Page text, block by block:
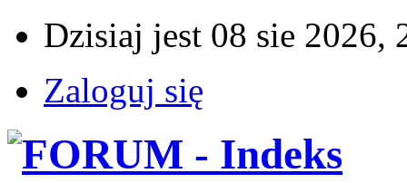
Dzisiaj jest 08 sie 2026,
Zaloguj się